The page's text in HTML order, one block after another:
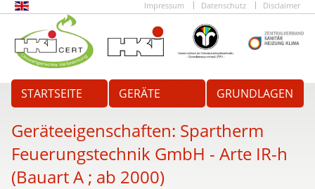
Impressum Datenschutz Disclaimer
STARTSEITE GERÄTE GRUNDLAGEN
Geräteeigenschaften: Spartherm
Feuerungstechnik GmbH - Arte IR-h
(Bauart A ; ab 2000)